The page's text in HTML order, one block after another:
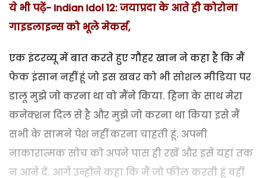
ये भी पढ़ें- Indian Idol 12: जयाप्रदा के आते ही कोरोना
गाइडलाइन्स को भूले मेकर्स,
एक इंटरव्यू में बात करते हुए गौहर खान ने कहा है कि मैं
फेक इंसान नहीं हूं जो इस खबर को भी सोशल मीडिया पर
डालू मुझे जो करना था वो मैंने किया. हिना के साथ मेरा
कनेक्शन दिल से है और मुझे जो करना था किया इसे मैं
सभी के सामने पेश नहीं करना चाहती हूं. अपनी
नाकारात्मक सोच को अपने पास ही रखें और इसे यहां तक
न आने दें. आगे उन्होंने कहा कि मैं जो फील करती हूं वहीं